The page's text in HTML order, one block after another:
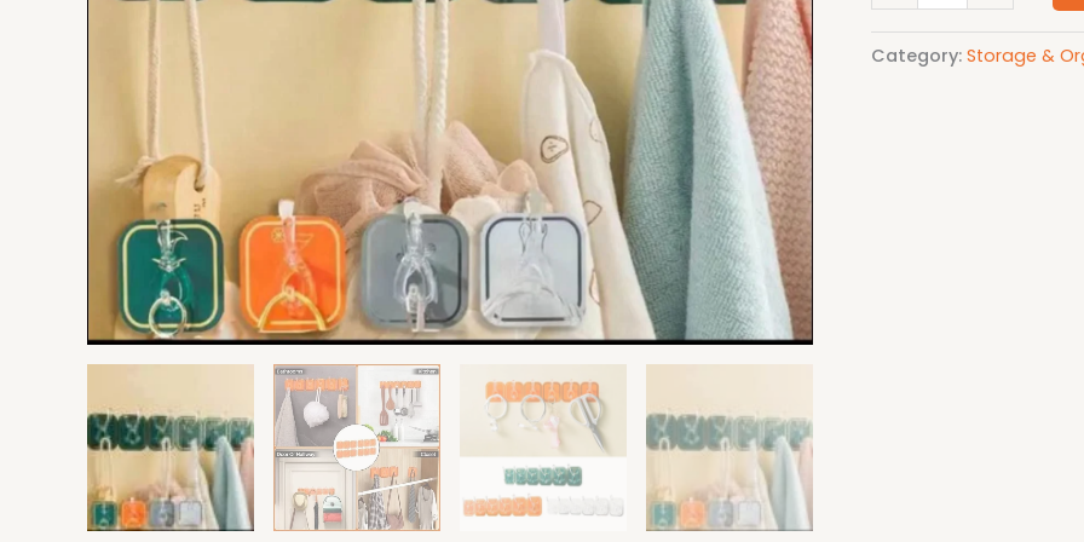
Category: Storage &